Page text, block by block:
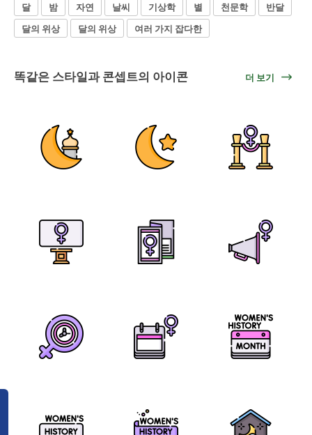
달 밤 자연 날씨 기상학 별 천문학
반달
달의 위상
달의 위상 여러 가지 잡다한
똑같은 스타일과 콘셉트의 아이콘 더 보기